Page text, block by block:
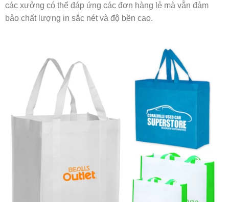
các xưởng có thể đáp ứng các đơn hàng lẻ mà vẫn đảm
bảo chất lượng in sắc nét và độ bền cao.